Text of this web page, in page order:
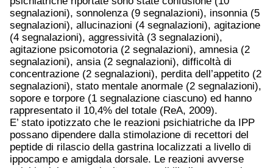
segnalazioni), sonnolenza (9 segnalazioni), insonnia (5
segnalazioni), allucinazioni (4 segnalazioni), agitazione
(4 segnalazioni), aggressività (3 segnalazioni),
agitazione psicomotoria (2 segnalazioni), amnesia (2
segnalazioni), ansia (2 segnalazioni), difficoltà di
concentrazione (2 segnalazioni), perdita dell’appetito (2
segnalazioni), stato mentale anormale (2 segnalazioni),
sopore e torpore (1 segnalazione ciascuno) ed hanno
rappresentato il 10,4% del totale (ReA, 2009).
E’ stato ipotizzato che le reazioni psichiatriche da IPP
possano dipendere dalla stimolazione di recettori del
peptide di rilascio della gastrina localizzati a livello di
ippocampo e amigdala dorsale. Le reazioni avverse